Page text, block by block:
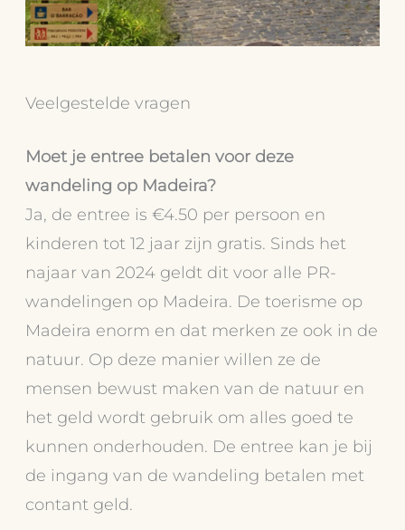
Veelgestelde vragen
Moet je entree betalen voor deze
wandeling op Madeira?
Ja, de entree is €4.50 per persoon en
kinderen tot 12 jaar zijn gratis. Sinds het
najaar van 2024 geldt dit voor alle PR-
wandelingen op Madeira. De toerisme op
Madeira enorm en dat merken ze ook in de
natuur. Op deze manier willen ze de
mensen bewust maken van de natuur en
het geld wordt gebruik om alles goed te
kunnen onderhouden. De entree kan je bij
de ingang van de wandeling betalen met
contant geld.